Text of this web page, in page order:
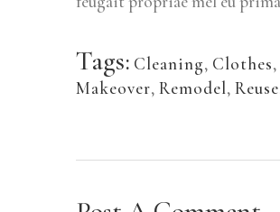
Tags: Cleaning, Clothes,
Makeover, Remodel, Reuse